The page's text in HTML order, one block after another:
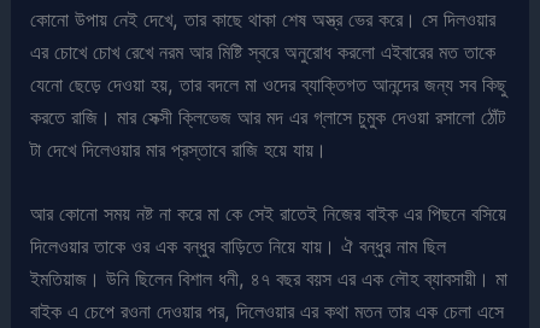
কোনো উপায় নেই দেখে, তার কাছে থাকা শেষ অস্ত্র ভের করে। সে দিলওয়ার
এর চোখে চোখ রেখে নরম আর মিষ্টি স্বরে অনুরোধ করলো এইবারের মত তাকে
যেনো ছেড়ে দেওয়া হয়, তার বদলে মা ওদের ব্যাক্তিগত আনন্দের জন্য সব কিছু
করতে রাজি। মার সেক্সী ক্লিভেজ আর মদ এর গ্লাসে চুমুক দেওয়া রসালো ঠোঁট
টা দেখে দিলেওয়ার মার প্রস্তাবে রাজি হয়ে যায়।
আর কোনো সময় নষ্ট না করে মা কে সেই রাতেই নিজের বাইক এর পিছনে বসিয়ে
দিলেওয়ার তাকে ওর এক বন্ধুর বাড়িতে নিয়ে যায়। ঐ বন্ধুর নাম ছিল
ইমতিয়াজ। উনি ছিলেন বিশাল ধনী, ৪৭ বছর বয়স এর এক লৌহ ব্যাবসায়ী। মা
বাইক এ চেপে রওনা দেওয়ার পর, দিলেওয়ার এর কথা মতন তার এক চেলা এসে